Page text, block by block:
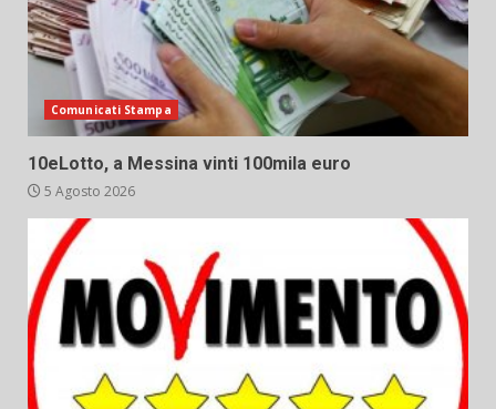
Comunicati Stampa
10eLotto, a Messina vinti 100mila euro
5 Agosto 2026